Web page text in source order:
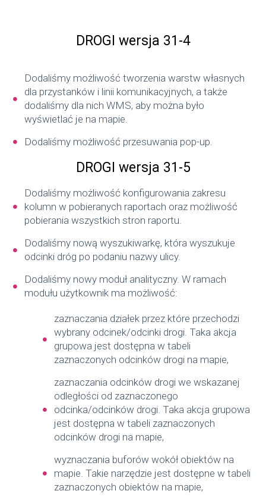
DROGI wersja 31-4
Dodaliśmy możliwość tworzenia warstw własnych
dla przystanków i linii komunikacyjnych, a także
dodaliśmy dla nich WMS, aby można było
wyświetlać je na mapie.
Dodaliśmy możliwość przesuwania pop-up.
DROGI wersja 31-5
Dodaliśmy możliwość konfigurowania zakresu
kolumn w pobieranych raportach oraz możliwość
pobierania wszystkich stron raportu.
Dodaliśmy nową wyszukiwarkę, która wyszukuje
odcinki dróg po podaniu nazwy ulicy.
Dodaliśmy nowy moduł analityczny. W ramach
modułu użytkownik ma możliwość:
zaznaczania działek przez które przechodzi
wybrany odcinek/odcinki drogi. Taka akcja
grupowa jest dostępna w tabeli
zaznaczonych odcinków drogi na mapie,
zaznaczania odcinków drogi we wskazanej
odległości od zaznaczonego
odcinka/odcinków drogi. Taka akcja grupowa
jest dostępna w tabeli zaznaczonych
odcinków drogi na mapie,
wyznaczania buforów wokół obiektów na
mapie. Takie narzędzie jest dostępne w tabeli
zaznaczonych obiektów na mapie,